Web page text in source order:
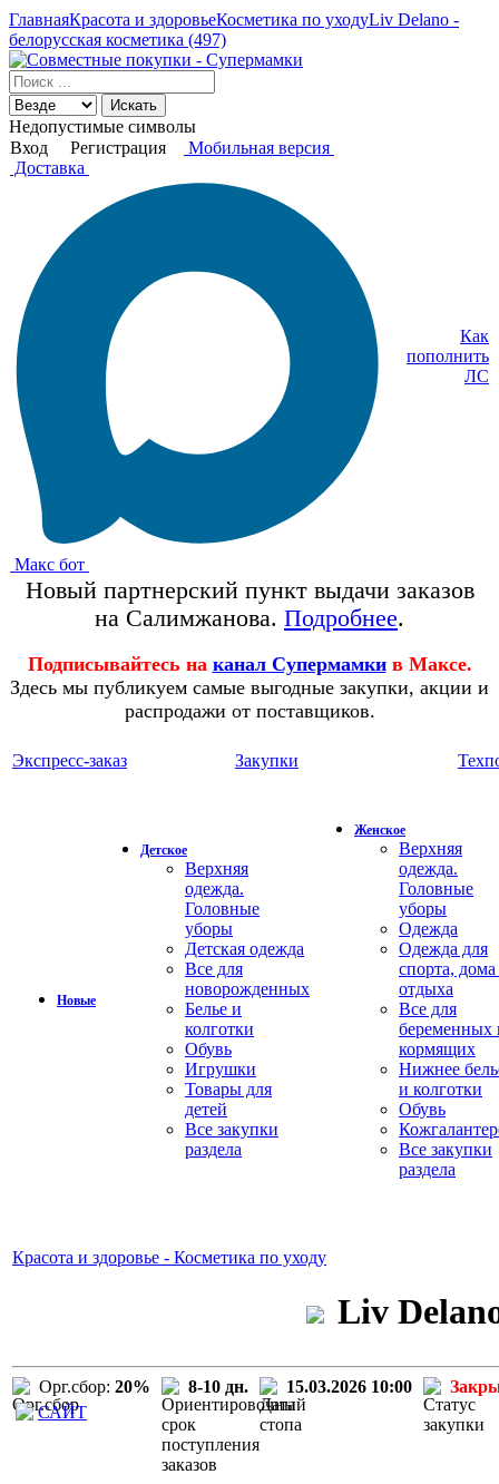
ГлавнаяКрасота и здоровьеКосметика по уходуLiv Delano -
белорусская косметика (497)
Искать
Недопустимые символы
Вход
Регистрация
Мобильная версия
Доставка
Макс бот
Как
пополнить
ЛС
Новый партнерский пункт выдачи заказов
на Салимжанова. Подробнее.
Подписывайтесь на канал Супермамки в Максе.
Здесь мы публикуем самые выгодные закупки, акции и
распродажи от поставщиков.
Экспресс-заказ Закупки
Новые
Детское
Верхняя
одежда.
Головные
уборы
Детская одежда
Все для
новорожденных
Белье и
колготки
Обувь
Игрушки
Товары для
детей
Все закупки
раздела
Женское
Верхняя
одежда.
Головные
уборы
Одежда
Одежда для
спорта,
отдыха
Все для
беременных
кормящих
Нижнее
и колготки
Обувь
Все закупки
раздела
Красота и здоровье - Косметика по уходу
Liv
Орг.сбор: 20% 8-10 дн. 15.03.2026 10:00
САЙТ